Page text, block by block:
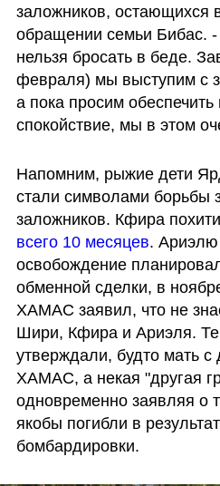
заложников, остающихся
обращении семьи Бибас. -
нельзя бросать в беде.
февраля) мы выступим с
а пока просим
спокойствие, мы в этом
Напомним, рыжие дети
стали символами борьбы
заложников. Кфира
всего 10 месяцев. Ариэлю
освобождение
обменной сделки, в
ХАМАС заявил, что не
Шири, Кфира и Ариэля.
утверждали, будто мать с
ХАМАС, а некая "другая
одновременно заявляя о
якобы погибли в
бомбардировки.